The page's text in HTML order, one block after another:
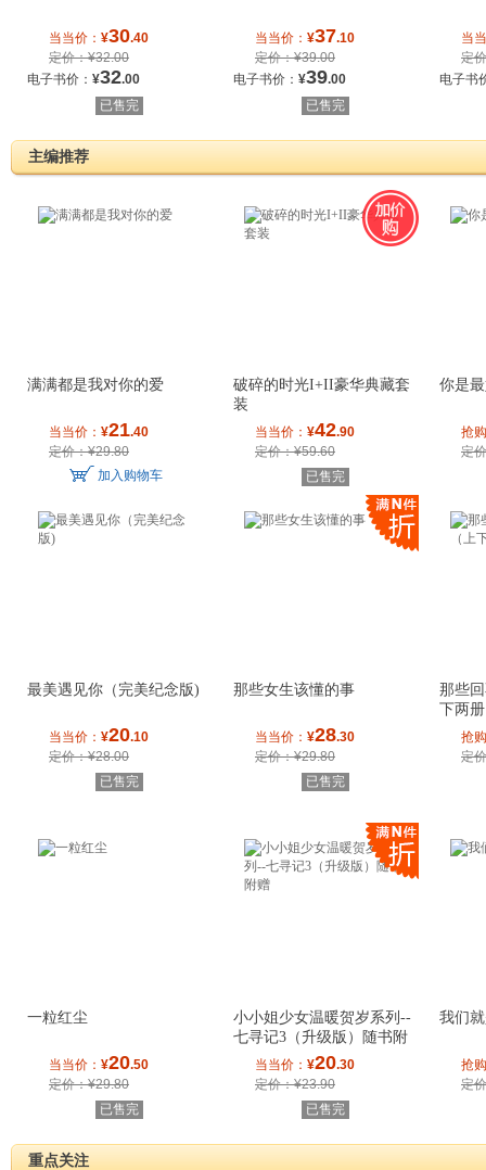
当当价： ¥30.40
定价：¥32.00
电子书价： ¥32.00
已售完
当当价： ¥37.10
定价：¥39.00
电子书价： ¥39.00
已售完
当
定
电子书
主编推荐
满满都是我对你的爱
当当价： ¥21.40
定价：¥29.80
加入购物车
破碎的时光I+II豪华典藏套
装
当当价： ¥42.90
定价：¥59.60
已售完
你是
抢
定
最美遇见你（完美纪念版)
当当价： ¥20.10
定价：¥28.00
已售完
那些女生该懂的事
当当价： ¥28.30
定价：¥29.80
已售完
那些
下两
抢
定
一粒红尘
当当价： ¥20.50
定价：¥29.80
已售完
小小姐少女温暖贺岁系列--
七寻记3（升级版）随书附
赠"勿忘
当当价： ¥20.30
定价：¥23.90
已售完
我们
抢
定
重点关注